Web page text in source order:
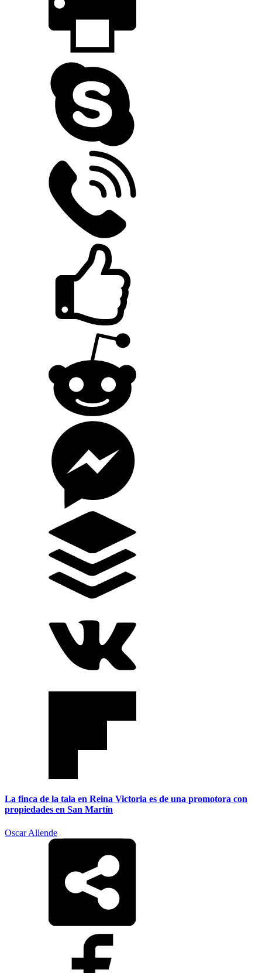
La finca de la tala en Reina Victoria es de una promotora con
propiedades en San Martín
Oscar Allende